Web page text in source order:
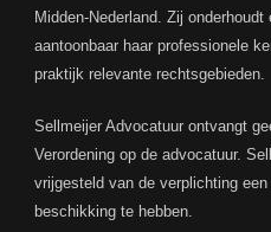
Midden-Nederland. Zij
aantoonbaar haar professionele
praktijk relevante rechtsgebieden.
Sellmeijer Advocatuur ontvangt
Verordening op de advocatuur.
vrijgesteld van de verplichting
beschikking te hebben.